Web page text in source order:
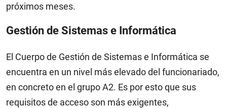
próximos meses.
Gestión de Sistemas e Informática
El Cuerpo de Gestión de Sistemas e Informática se
encuentra en un nivel más elevado del funcionariado,
en concreto en el grupo A2. Es por esto que sus
requisitos de acceso son más exigentes,